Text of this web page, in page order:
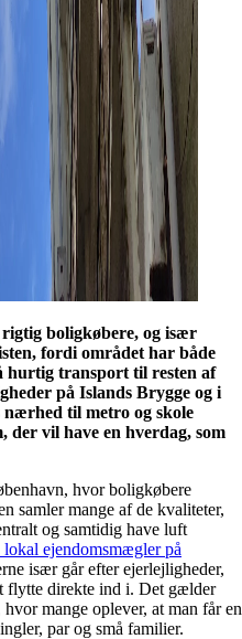
boligkøbere, og især
fordi området har både
hurtig transport til resten af
på Islands Brygge og i
til metro og skole
der vil have en hverdag, som
hvor boligkøbere
samler mange af de kvaliteter,
og samtidig have luft
lokal ejendomsmægler på
især går efter ejerlejligheder,
flytte direkte ind i. Det gælder
mange oplever, at man får en
par og små familier.